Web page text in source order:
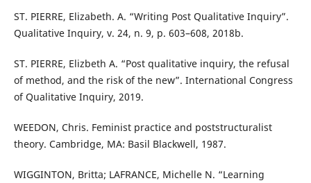
ST. PIERRE, Elizabeth. A. “Writing Post Qualitative Inquiry”.
Qualitative Inquiry, v. 24, n. 9, p. 603–608, 2018b.
ST. PIERRE, Elizbeth A. “Post qualitative inquiry, the refusal
of method, and the risk of the new”. International Congress
of Qualitative Inquiry, 2019.
WEEDON, Chris. Feminist practice and poststructuralist
theory. Cambridge, MA: Basil Blackwell, 1987.
WIGGINTON, Britta; LAFRANCE, Michelle N. “Learning